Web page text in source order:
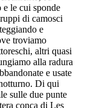
e le cui sponde
di camosci
e
troviamo
altri quasi
alla radura
e usate
Di qui
sulle due punte
conca di Les